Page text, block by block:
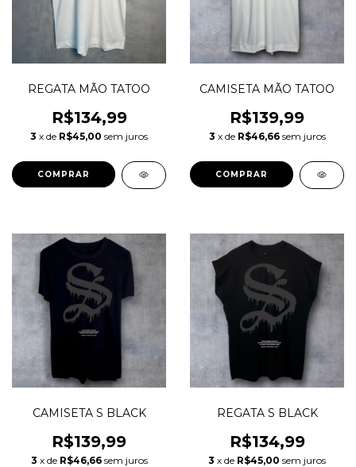
REGATA MÃO TATOO
R$134,99
3 x de R$45,00 sem juros
COMPRAR
CAMISETA MÃO TATOO
R$139,99
3 x de R$46,66 sem juros
COMPRAR
CAMISETA S BLACK
R$139,99
3 x de R$46,66 sem juros
REGATA S BLACK
R$134,99
3 x de R$45,00 sem juros